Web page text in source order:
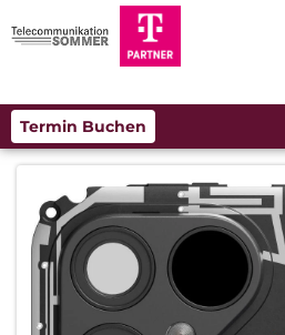
Termin Buchen